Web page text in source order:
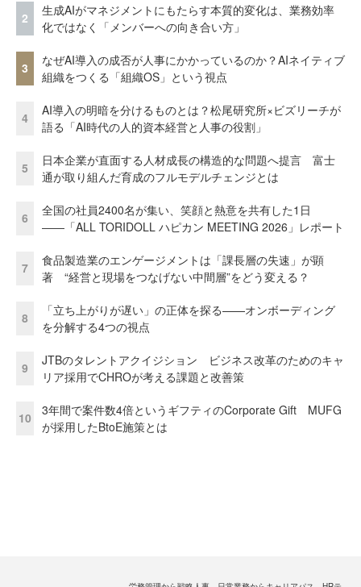
2
生成AIがマネジメントにもたらす本質的変化は、業務効率
化ではなく「メンバーへの向き合い方」
3
なぜAI導入の成否が人事にかかっているのか？AIネイティブ
組織をつくる「組織OS」という視点
4
AI導入の明暗を分けるものとは？松尾研究所×ビズリーチが
語る「AI時代の人的資本経営と人事の役割」
5
日本企業が直面する人材成長の構造的な問題へ提言 富士
通が取り組んだ育成のフルモデルチェンジとは
6
全国の社員2400名が集い、笑顔と熱意を共有した1日
――「ALL TORIDOLL ハピカン MEETING 2026」レポート
7
食品製造業のエンゲージメントは「課長層の失速」が顕
著 “経営と現場をつなげない中間層”をどう変える？
8
「立ち上がりが遅い」の正体を探る——オンボーディング
を分解する4つの視点
9
JTBのタレントアクイジション ビジネス改革のためのキャ
リア採用でCHROが考える課題と改善策
10
3年間で案件数4倍というギフティのCorporate Gift MUFG
が採用したBtoE施策とは